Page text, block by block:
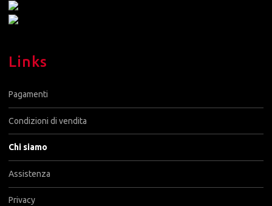
Links
Pagamenti
Condizioni di vendita
Chi siamo
Assistenza
Privacy